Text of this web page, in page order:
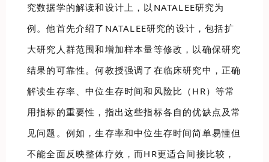
究数据学的解读和设计上，以NATALEE研究为
例。他首先介绍了NATALEE研究的设计，包括扩
大研究人群范围和增加样本量等修改，以确保研究
结果的可靠性。何教授强调了在临床研究中，正确
解读生存率、中位生存时间和风险比（HR）等常
用指标的重要性，指出这些指标各自的优缺点及常
见问题。例如，生存率和中位生存时间简单易懂但
不能全面反映整体疗效，而HR更适合间接比较，